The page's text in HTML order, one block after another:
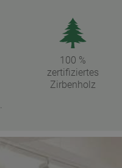
100 %
zertifiziertes
Zirbenholz
.